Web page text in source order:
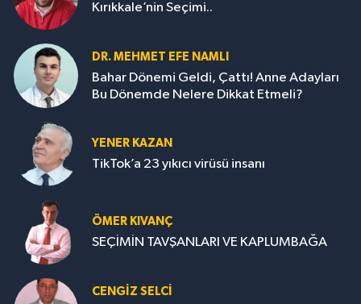
Kırıkkale’nin Seçimi..
DR. MEHMET EFE NAMLI
Bahar Dönemi Geldi, Çattı! Anne Adayları
Bu Dönemde Nelere Dikkat Etmeli?
YENER KAZAN
TikTok’a 23 yıkıcı virüsü insanı
ÖMER KIVANÇ
SEÇİMİN TAVŞANLARI VE KAPLUMBAĞA
CENGİZ SELCİ